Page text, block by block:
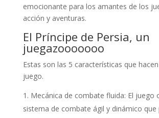
emocionante para los amantes de los
acción y aventuras.
El Príncipe de Persia, un
juegazooooooo
Estas son las 5 características que
juego.
Mecánica de combate fluida: El juego
sistema de combate ágil y dinámico que